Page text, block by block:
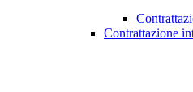
Contrattazione